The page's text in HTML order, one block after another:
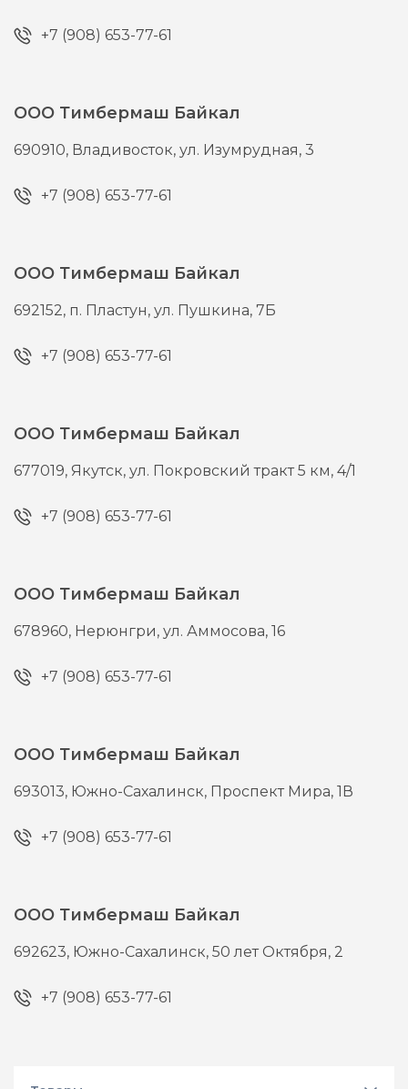
+7 (908) 653-77-61
ООО Тимбермаш Байкал
690910, Владивосток,ул. Изумрудная, 3
+7 (908) 653-77-61
ООО Тимбермаш Байкал
692152, п. Пластун,ул. Пушкина, 7Б
+7 (908) 653-77-61
ООО Тимбермаш Байкал
677019, Якутск,ул. Покровский тракт 5 км, 4/1
+7 (908) 653-77-61
ООО Тимбермаш Байкал
678960, Нерюнгри,ул. Аммосова, 16
+7 (908) 653-77-61
ООО Тимбермаш Байкал
693013, Южно-Сахалинск, Проспект Мира, 1В
+7 (908) 653-77-61
ООО Тимбермаш Байкал
692623, Южно-Сахалинск,50 лет Октября, 2
+7 (908) 653-77-61